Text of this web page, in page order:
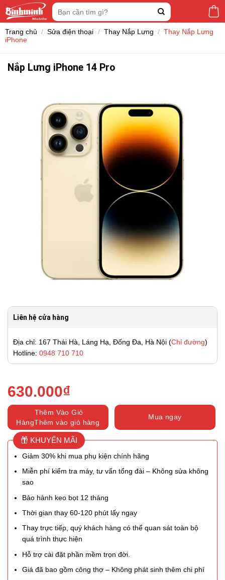
Tìm
kiếm:
Trang chủ / Sửa điện thoại / Thay Nắp Lưng / Thay Nắp Lưng
iPhone
Nắp Lưng iPhone 14 Pro
Liên hệ cửa hàng
Địa chỉ: 167 Thái Hà, Láng Hạ, Đống Đa, Hà Nội (Chỉ đường)
Hotline: 0948 710 710
630.000₫
Thêm Vào Giỏ
HàngThêm vào giỏ hàng
Mua ngay
KHUYẾN MÃI
Giảm 30% khi mua phụ kiện chính hãng
Miễn phí kiểm tra máy, tư vấn tổng đài – Không sửa không
sao
Bảo hành keo bọt 12 tháng
Thời gian thay 60-120 phút lấy ngay
Thay trực tiếp, quý khách hàng có thể quan sát toàn bộ
quá trình thực hiện
Hỗ trợ cài đặt phần mềm trọn đời.
Giá đã bao gồm công thợ – Không phát sinh thêm chi phí